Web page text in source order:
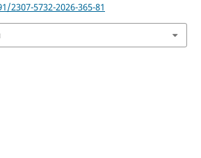
5732-2026-365-81